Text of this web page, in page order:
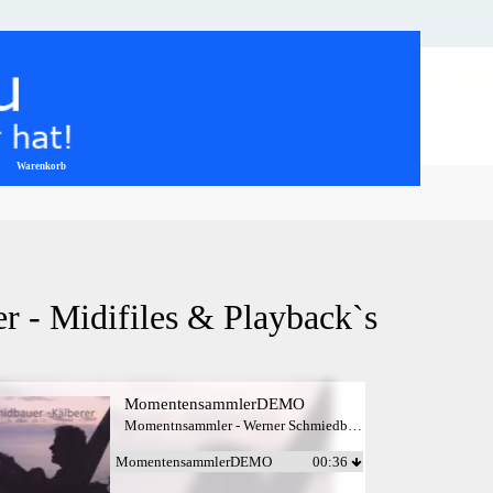
▼
Warenkorb
- Midifiles & Playback`s
MomentensammlerDEMO
Momentnsammler - Werner Schmiedbauer
MomentensammlerDEMO 00:36